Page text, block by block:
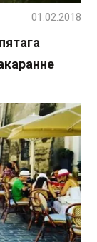
01.02.2018